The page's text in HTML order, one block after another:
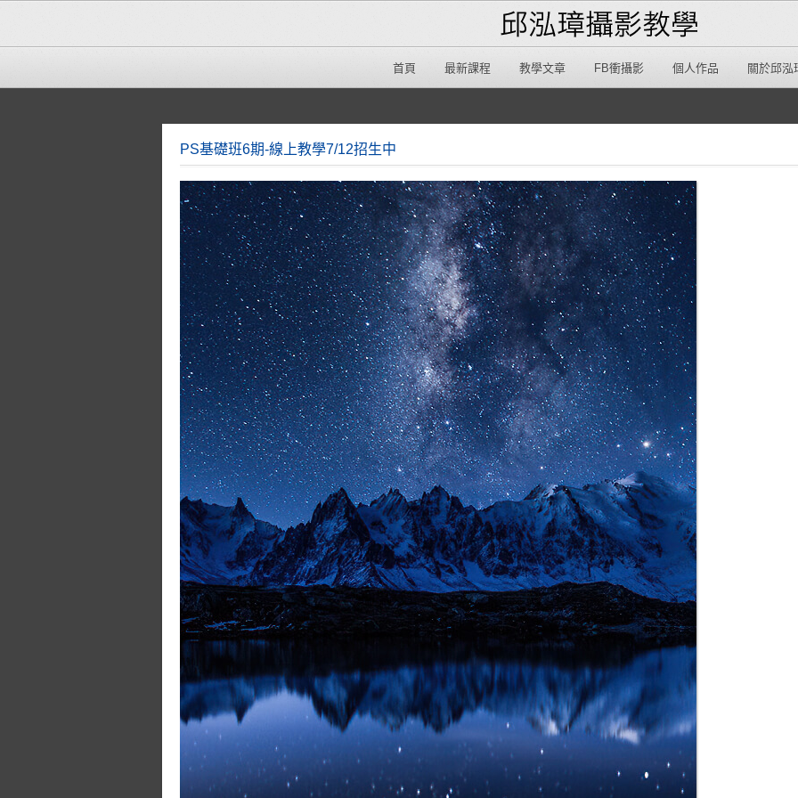
首頁 最新課程 教學文章 FB衝攝影 個人作品 關於邱泓
PS基礎班6期-線上教學7/12招生中